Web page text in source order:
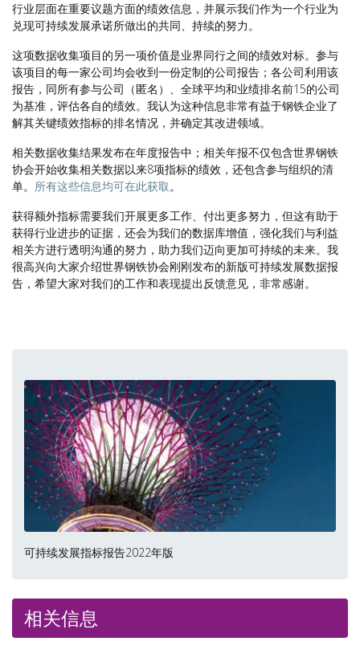
行业层面在重要议题方面的绩效信息，并展示我们作为一个行业为
兑现可持续发展承诺所做出的共同、持续的努力。
这项数据收集项目的另一项价值是业界同行之间的绩效对标。参与
该项目的每一家公司均会收到一份定制的公司报告；各公司利用该
报告，同所有参与公司（匿名）、全球平均和业绩排名前15的公司
为基准，评估各自的绩效。我认为这种信息非常有益于钢铁企业了
解其关键绩效指标的排名情况，并确定其改进领域。
相关数据收集结果发布在年度报告中；相关年报不仅包含世界钢铁
协会开始收集相关数据以来8项指标的绩效，还包含参与组织的清
单。 所有这些信息均可在此获取。
获得额外指标需要我们开展更多工作、付出更多努力，但这有助于
获得行业进步的证据，还会为我们的数据库增值，强化我们与利益
相关方进行透明沟通的努力，助力我们迈向更加可持续的未来。我
很高兴向大家介绍世界钢铁协会刚刚发布的新版可持续发展数据报
告，希望大家对我们的工作和表现提出反馈意见，非常感谢。
可持续发展指标报告2022年版
相关信息